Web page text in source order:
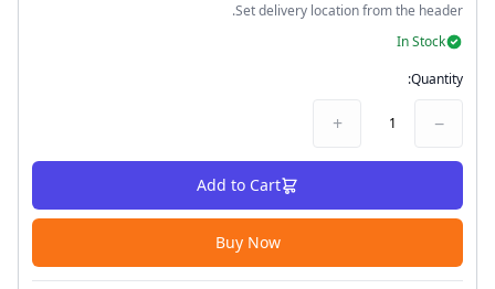
Set delivery location from the header.
In Stock
Quantity:
−
1
+
Add to Cart
Buy Now